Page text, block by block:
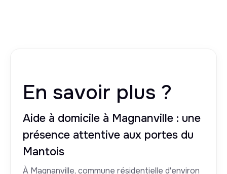
En savoir plus ?
Aide à domicile à Magnanville : une
présence attentive aux portes du
Mantois
À Magnanville, commune résidentielle d'environ